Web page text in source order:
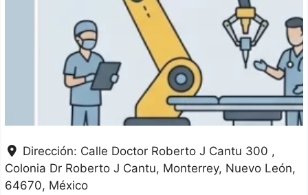
Dirección: Calle Doctor Roberto J Cantu 300 ,
Colonia Dr Roberto J Cantu Monterrey Nuevo León
64670 México